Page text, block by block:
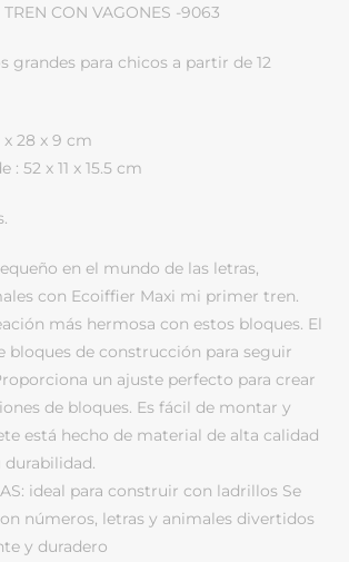
CON VAGONES -9063
grandes para chicos a partir de 12
28 x 9 cm
52 x 11 x 15.5 cm
en el mundo de las letras,
con Ecoiffier Maxi mi primer tren.
más hermosa con estos bloques. El
bloques de construcción para seguir
un ajuste perfecto para crear
de bloques. Es fácil de montar y
está hecho de material de alta calidad
ideal para construir con ladrillos Se
números, letras y animales divertidos
y duradero